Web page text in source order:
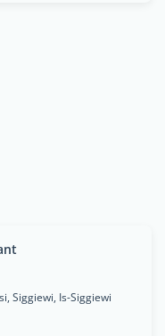
Siggiewi, Is-Siggiewi